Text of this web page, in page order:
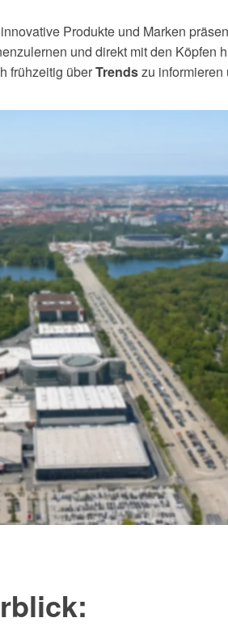
Produkte und Marken
und direkt mit den Köpfen
frühzeitig überTrendszu informieren